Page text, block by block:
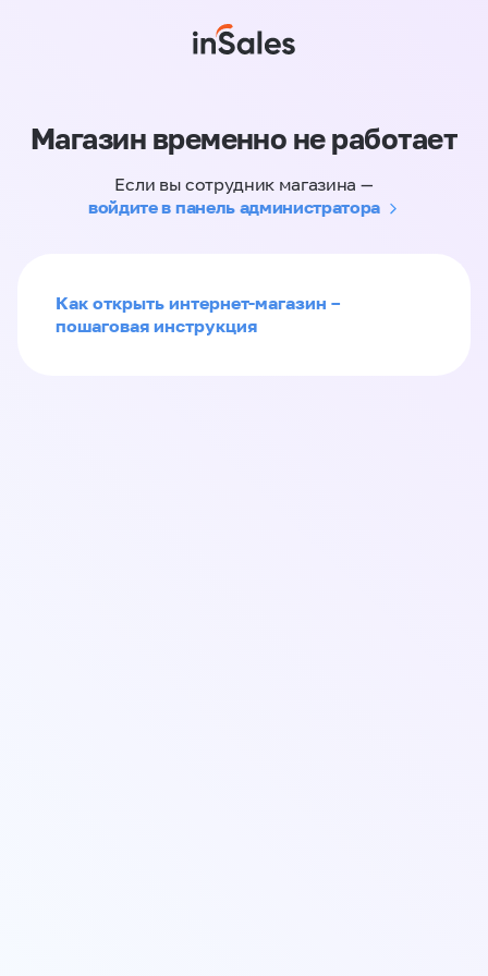
Магазин временно не работает
Если вы сотрудник магазина —
войдите в панель администратора
Как открыть интернет-магазин –
пошаговая инструкция